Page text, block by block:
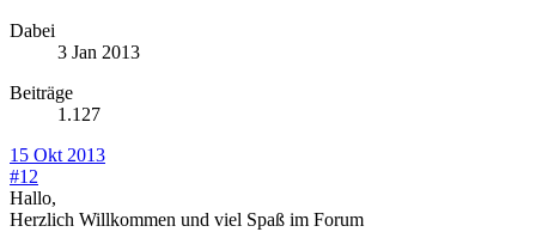
Dabei
3 Jan 2013
Beiträge
1.127
15 Okt 2013
#12
Hallo,
Herzlich Willkommen und viel Spaß im Forum